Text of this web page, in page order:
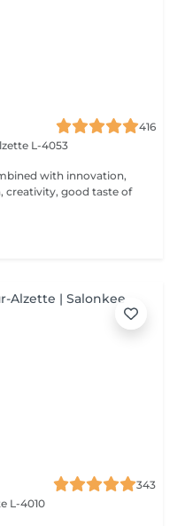
416
L-4053
with innovation,
343
L-4010